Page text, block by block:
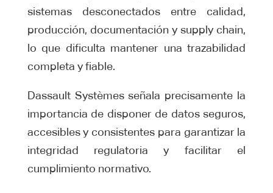
sistemas desconectados entre calidad,
producción, documentación y supply chain,
lo que dificulta mantener una trazabilidad
completa y fiable.
Dassault Systèmes señala precisamente la
importancia de disponer de datos seguros,
accesibles y consistentes para garantizar la
integridad regulatoria y facilitar el
cumplimiento normativo.